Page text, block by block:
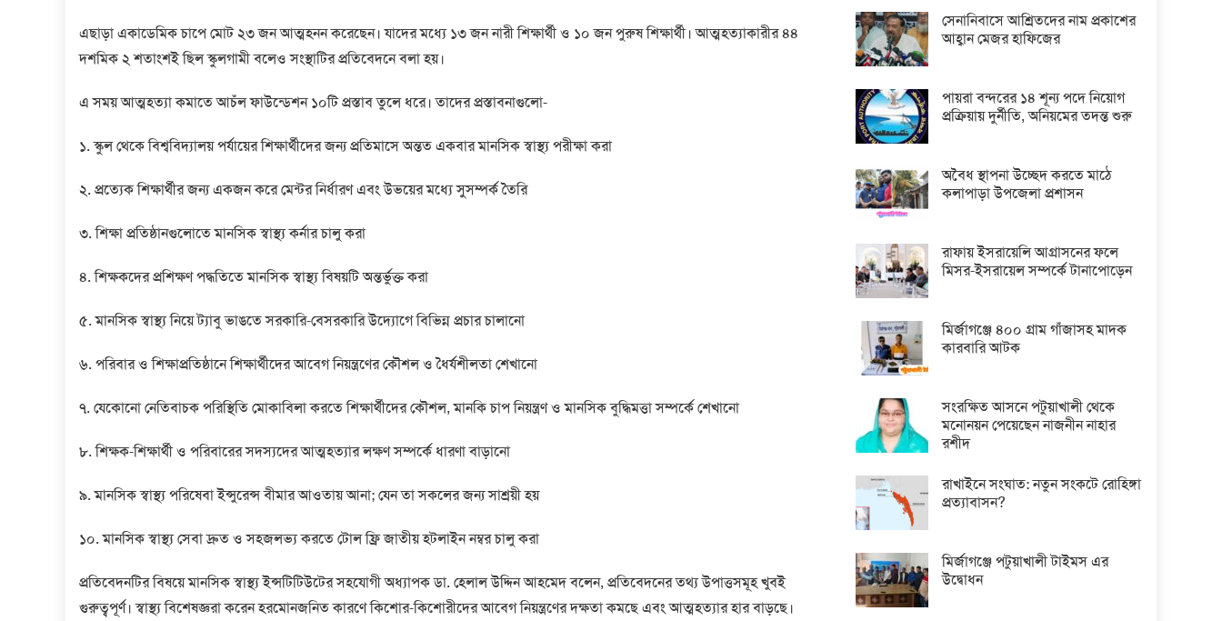
এছাড়া একাডেমিক চাপে মোট ২৩ জন আত্মহনন করেছেন। যাদের মধ্যে ১৩ জন নারী শিক্ষার্থী ও ১০ জন পুরুষ শিক্ষার্থী। আত্মহত্যাকারীর ৪৪
দশমিক ২ শতাংশই ছিল স্কুলগামী বলেও সংস্থাটির প্রতিবেদনে বলা হয়।
এ সময় আত্মহত্যা কমাতে আচঁল ফাউন্ডেশন ১০টি প্রস্তাব তুলে ধরে। তাদের প্রস্তাবনাগুলো-
১. স্কুল থেকে বিশ্ববিদ্যালয় পর্যায়ের শিক্ষার্থীদের জন্য প্রতিমাসে অন্তত একবার মানসিক স্বাস্থ্য পরীক্ষা করা
২. প্রত্যেক শিক্ষার্থীর জন্য একজন করে মেন্টর নির্ধারণ এবং উভয়ের মধ্যে সুসম্পর্ক তৈরি
৩. শিক্ষা প্রতিষ্ঠানগুলোতে মানসিক স্বাস্থ্য কর্নার চালু করা
৪. শিক্ষকদের প্রশিক্ষণ পদ্ধতিতে মানসিক স্বাস্থ্য বিষয়টি অন্তর্ভুক্ত করা
৫. মানসিক স্বাস্থ্য নিয়ে ট্যাবু ভাঙতে সরকারি-বেসরকারি উদ্যোগে বিভিন্ন প্রচার চালানো
৬. পরিবার ও শিক্ষাপ্রতিষ্ঠানে শিক্ষার্থীদের আবেগ নিয়ন্ত্রণের কৌশল ও ধৈর্যশীলতা শেখানো
৭. যেকোনো নেতিবাচক পরিস্থিতি মোকাবিলা করতে শিক্ষার্থীদের কৌশল, মানকি চাপ নিয়ন্ত্রণ ও মানসিক বুদ্ধিমত্তা সম্পর্কে শেখানো
৮. শিক্ষক-শিক্ষার্থী ও পরিবারের সদস্যদের আত্মহত্যার লক্ষণ সম্পর্কে ধারণা বাড়ানো
৯. মানসিক স্বাস্থ্য পরিষেবা ইন্সুরেন্স বীমার আওতায় আনা; যেন তা সকলের জন্য সাশ্রয়ী হয়
১০. মানসিক স্বাস্থ্য সেবা দ্রুত ও সহজলভ্য করতে টোল ফ্রি জাতীয় হটলাইন নম্বর চালু করা
প্রতিবেদনটির বিষয়ে মানসিক স্বাস্থ্য ইন্সটিটিউটের সহযোগী অধ্যাপক ডা. হেলাল উদ্দিন আহমেদ বলেন, প্রতিবেদনের তথ্য উপাত্তসমূহ খুবই
গুরুত্বপূর্ণ। স্বাস্থ্য বিশেষজ্ঞরা করেন হরমোনজনিত কারণে কিশোর-কিশোরীদের আবেগ নিয়ন্ত্রণের দক্ষতা কমছে এবং আত্মহত্যার হার বাড়ছে।
সেনানিবাসে আশ্রিতদের নাম প্রকাশের
আহ্বান মেজর হাফিজের
পায়রা বন্দরের ১৪ শূন্য পদে নিয়োগ
প্রক্রিয়ায় দুর্নীতি, অনিয়মের তদন্ত শুরু
অবৈধ স্থাপনা উচ্ছেদ করতে মাঠে
কলাপাড়া উপজেলা প্রশাসন
রাফায় ইসরায়েলি আগ্রাসনের ফলে
মিসর-ইসরায়েল সম্পর্কে টানাপোড়েন
মির্জাগঞ্জে ৪০০ গ্রাম গাঁজাসহ মাদক
কারবারি আটক
সংরক্ষিত আসনে পটুয়াখালী থেকে
মনোনয়ন পেয়েছেন নাজনীন নাহার
রশীদ
রাখাইনে সংঘাত: নতুন সংকটে রোহিঙ্গা
প্রত্যাবাসন?
মির্জাগঞ্জে পটুয়াখালী টাইমস এর
উদ্বোধন